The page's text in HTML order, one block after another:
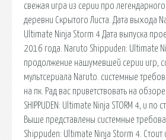
свежая игра из серии про
деревни Скрытого Листа. Дата выхода
Ultimate Ninja Storm 4 Дата выпуска
2016 года. Naruto Shippuden: Ultimate
продолжение нашумевшей серии игр,
мультсериала Naruto. системные
на пк. Рад вас приветствовать на обзоре
SHIPPUDEN: Ultimate Ninja STORM 4, и по
Выше представлены системные
Shippuden: Ultimate Ninja Storm 4. Стоит